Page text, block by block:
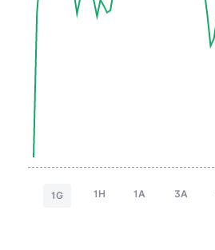
1G 1H 1A 3A